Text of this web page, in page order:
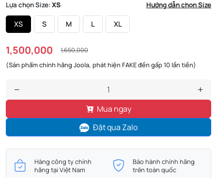
Lựa chọn Size: XS Hướng dẫn chọn Size
XS S M L XL
1,500,000 1,650,000
(Sản phẩm chính hãng Joola, phát hiện FAKE đền gấp 10 lần tiền)
Mua ngay
Đặt qua Zalo
Hàng công ty chính
hãng tại Việt Nam
Bảo hành chính hãng
trên toàn quốc